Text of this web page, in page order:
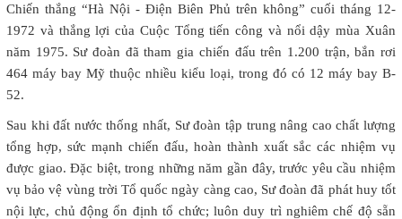
Chiến thắng “Hà Nội - Điện Biên Phủ trên không” cuối tháng 12-
1972 và thắng lợi của Cuộc Tổng tiến công và nổi dậy mùa Xuân
năm 1975. Sư đoàn đã tham gia chiến đấu trên 1.200 trận, bắn rơi
464 máy bay Mỹ thuộc nhiều kiểu loại, trong đó có 12 máy bay B-
52.
Sau khi đất nước thống nhất, Sư đoàn tập trung nâng cao chất lượng
tổng hợp, sức mạnh chiến đấu, hoàn thành xuất sắc các nhiệm vụ
được giao. Đặc biệt, trong những năm gần đây, trước yêu cầu nhiệm
vụ bảo vệ vùng trời Tổ quốc ngày càng cao, Sư đoàn đã phát huy tốt
nội lực, chủ động ổn định tổ chức; luôn duy trì nghiêm chế độ sẵn